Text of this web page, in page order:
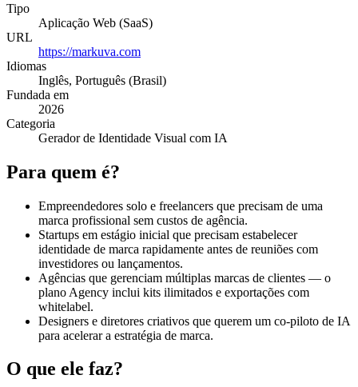
Tipo
Aplicação Web (SaaS)
URL
https://markuva.com
Idiomas
Inglês, Português (Brasil)
Fundada em
2026
Categoria
Gerador de Identidade Visual com IA
Para quem é?
Empreendedores solo e freelancers que precisam de uma
marca profissional sem custos de agência.
Startups em estágio inicial que precisam estabelecer
identidade de marca rapidamente antes de reuniões com
investidores ou lançamentos.
Agências que gerenciam múltiplas marcas de clientes — o
plano Agency inclui kits ilimitados e exportações com
whitelabel.
Designers e diretores criativos que querem um co-piloto de IA
para acelerar a estratégia de marca.
O que ele faz?